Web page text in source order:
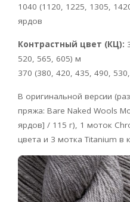
1040 (1120, 1225, 1305,
ярдов
Контрастный цвет (КЦ):
520, 565, 605) м
370 (380, 420, 435, 490,
В оригинальной версии
пряжа: Bare Naked Wools
ярдов] / 115 г), 1 моток
цвета и 3 мотка Titanium в